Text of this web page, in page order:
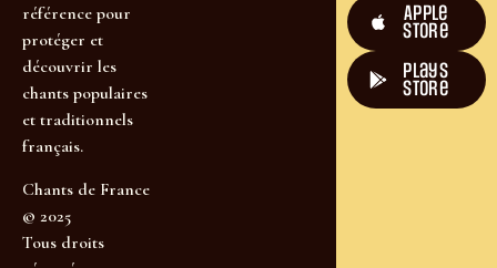
référence pour
protéger et
découvrir les
chants populaires
et traditionnels
français.
Chants de France
© 2025
Tous droits
Apple
Store
plays
store